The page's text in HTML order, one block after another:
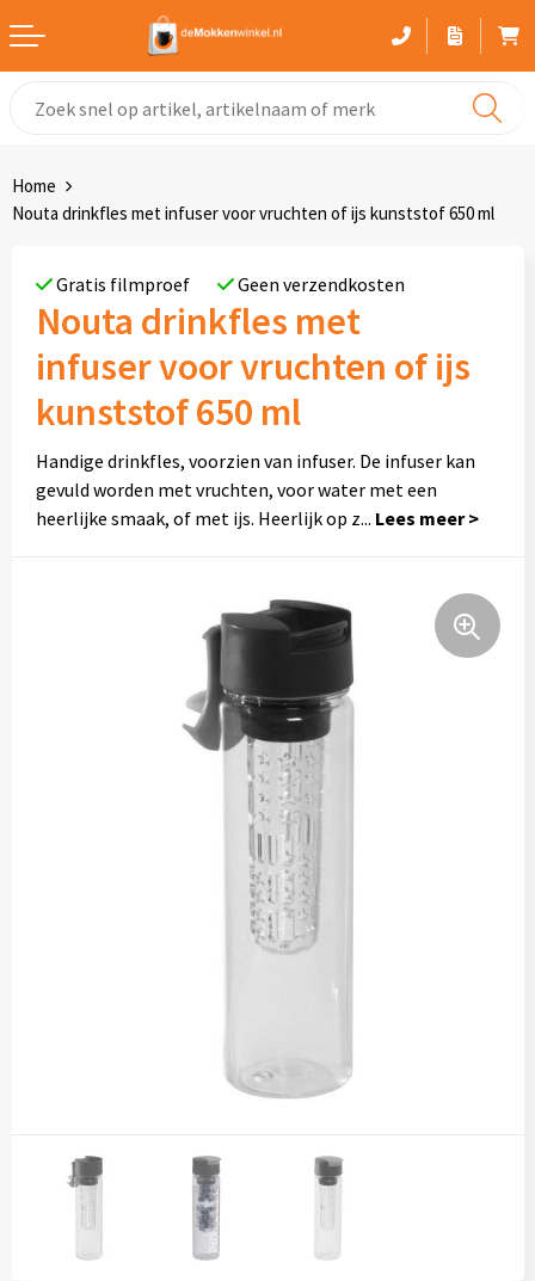
Gekleurde mokken
Drinkflessen
Thermosbekers
Kunststof mokken
Geschenksets
Goedkope mokken
Home
Nouta drinkfles met infuser voor vruchten of ijs kunststof 650 ml
Gratis filmproef Geen verzendkosten
Nouta drinkfles met
infuser voor vruchten of ijs
kunststof 650 ml
Handige drinkfles, voorzien van infuser. De infuser kan
gevuld worden met vruchten, voor water met een
heerlijke smaak, of met ijs. Heerlijk op z...